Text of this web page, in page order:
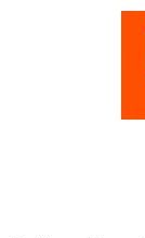
En